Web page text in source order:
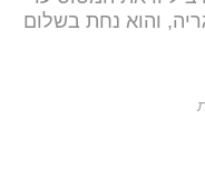
והוא נחת בשלום